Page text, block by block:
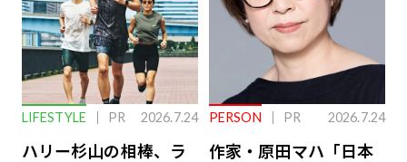
LIFESTYLE PR 2026.7.24
ハリー杉山の相棒、ラ
PERSON PR 2026.7.24
作家・原田マハ「日本